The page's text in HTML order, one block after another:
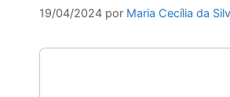
19/04/2024 por Maria Cecília da